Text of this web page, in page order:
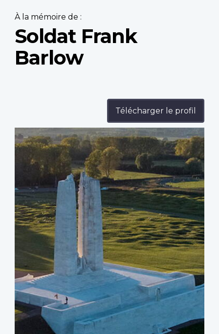
À la mémoire de :
Soldat Frank
Barlow
Télécharger le profil
Profile
image